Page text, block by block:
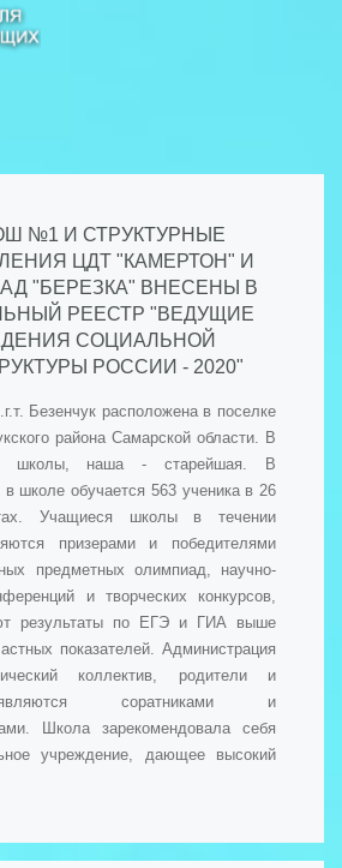
№1 И СТРУКТУРНЫЕ
ЦДТ "КАМЕРТОН" И
"БЕРЕЗКА" ВНЕСЕНЫ В
РЕЕСТР "ВЕДУЩИЕ
СОЦИАЛЬНОЙ
РОССИИ - 2020"
Безенчук расположена в поселке
района Самарской области. В
школы, наша - старейшая. В
школе обучается 563 ученика в 26
Учащиеся школы в течении
призерами и победителями
предметных олимпиад, научно-
и творческих конкурсов,
результаты по ЕГЭ и ГИА выше
показателей. Администрация
коллектив, родители и
соратниками и
Школа зарекомендовала себя
учреждение, дающее высокий